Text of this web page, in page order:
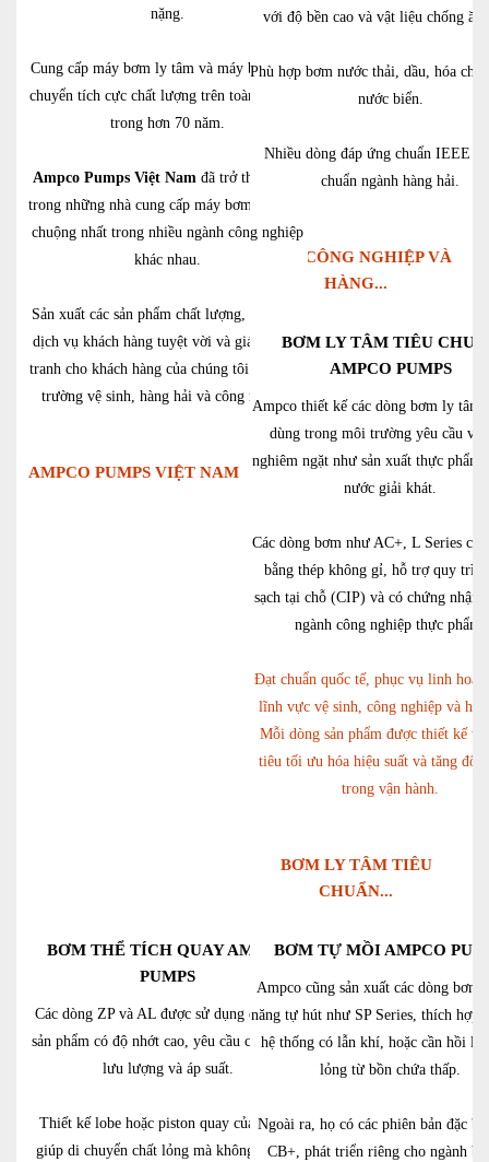
nặng.
Cung cấp máy bơm ly tâm và máy bơm dịch
chuyển tích cực chất lượng trên toàn thế giới
trong hơn 70 năm.
Ampco Pumps Việt Namđã trở thành một
trong những nhà cung cấp máy bơm được ưa
chuộng nhất trong nhiều ngành công nghiệp
khác nhau.
Sản xuất các sản phẩm chất lượng, cung cấp
dịch vụ khách hàng tuyệt vời và giá cả cạnh
tranh cho khách hàng của chúng tôi trong thị
trường vệ sinh, hàng hải và công nghiệp.
AMPCO PUMPS VIỆT NAM
với độ bền cao và vật liệu chống ăn
Phù hợp bơm nước thải, dầu, hóa chất
nước biển.
Nhiều dòng đáp ứng chuẩn IEEE
chuẩn ngành hàng hải.
BƠM CÔNG NGHIỆP VÀ
HÀNG...
BƠM LY TÂM TIÊU
AMPCO PUMPS
Ampco thiết kế các dòng bơm ly tâm
dùng trong môi trường yêu cầu vệ
nghiêm ngặt như sản xuất thực phẩm,
nước giải khát.
Các dòng bơm như AC+, L Series có
bằng thép không gỉ, hỗ trợ quy
sạch tại chỗ (CIP) và có chứng nhận
ngành công nghiệp thực phẩm.
Đạt chuẩn quốc tế, phục vụ linh hoạt
lĩnh vực vệ sinh, công nghiệp và
Mỗi dòng sản phẩm được thiết kế
tiêu tối ưu hóa hiệu suất và tăng độ
trong vận hành.
BƠM LY TÂM TIÊU
CHUẨN...
BƠM THỂ TÍCH QUAY AMPCO
PUMPS
Các dòng ZP và AL được sử dụng để xử lý
sản phẩm có độ nhớt cao, yêu cầu chính xác
lưu lượng và áp suất.
Thiết kế lobe hoặc piston quay của chúng
giúp di chuyển chất lỏng mà không phá vỡ
BƠM TỰ MỒI AMPCO
Ampco cũng sản xuất các dòng bơm
năng tự hút như SP Series, thích hợp
hệ thống có lẫn khí, hoặc cần hồi
lỏng từ bồn chứa thấp.
Ngoài ra, họ có các phiên bản đặc
CB+, phát triển riêng cho ngành